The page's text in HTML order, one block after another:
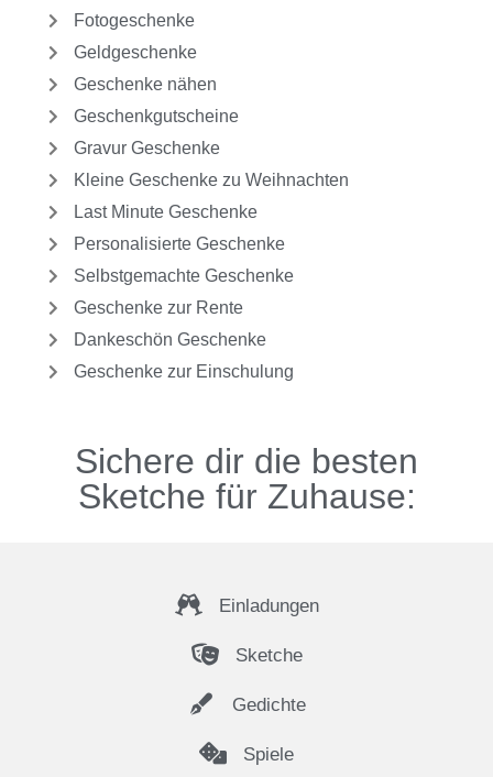
Fotogeschenke
Geldgeschenke
Geschenke nähen
Geschenkgutscheine
Gravur Geschenke
Kleine Geschenke zu Weihnachten
Last Minute Geschenke
Personalisierte Geschenke
Selbstgemachte Geschenke
Geschenke zur Rente
Dankeschön Geschenke
Geschenke zur Einschulung
Sichere dir die besten
Sketche für Zuhause:
Einladungen
Sketche
Gedichte
Spiele